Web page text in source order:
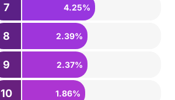
7 4.25%
8 2.39%
9 2.37%
10 1.86%